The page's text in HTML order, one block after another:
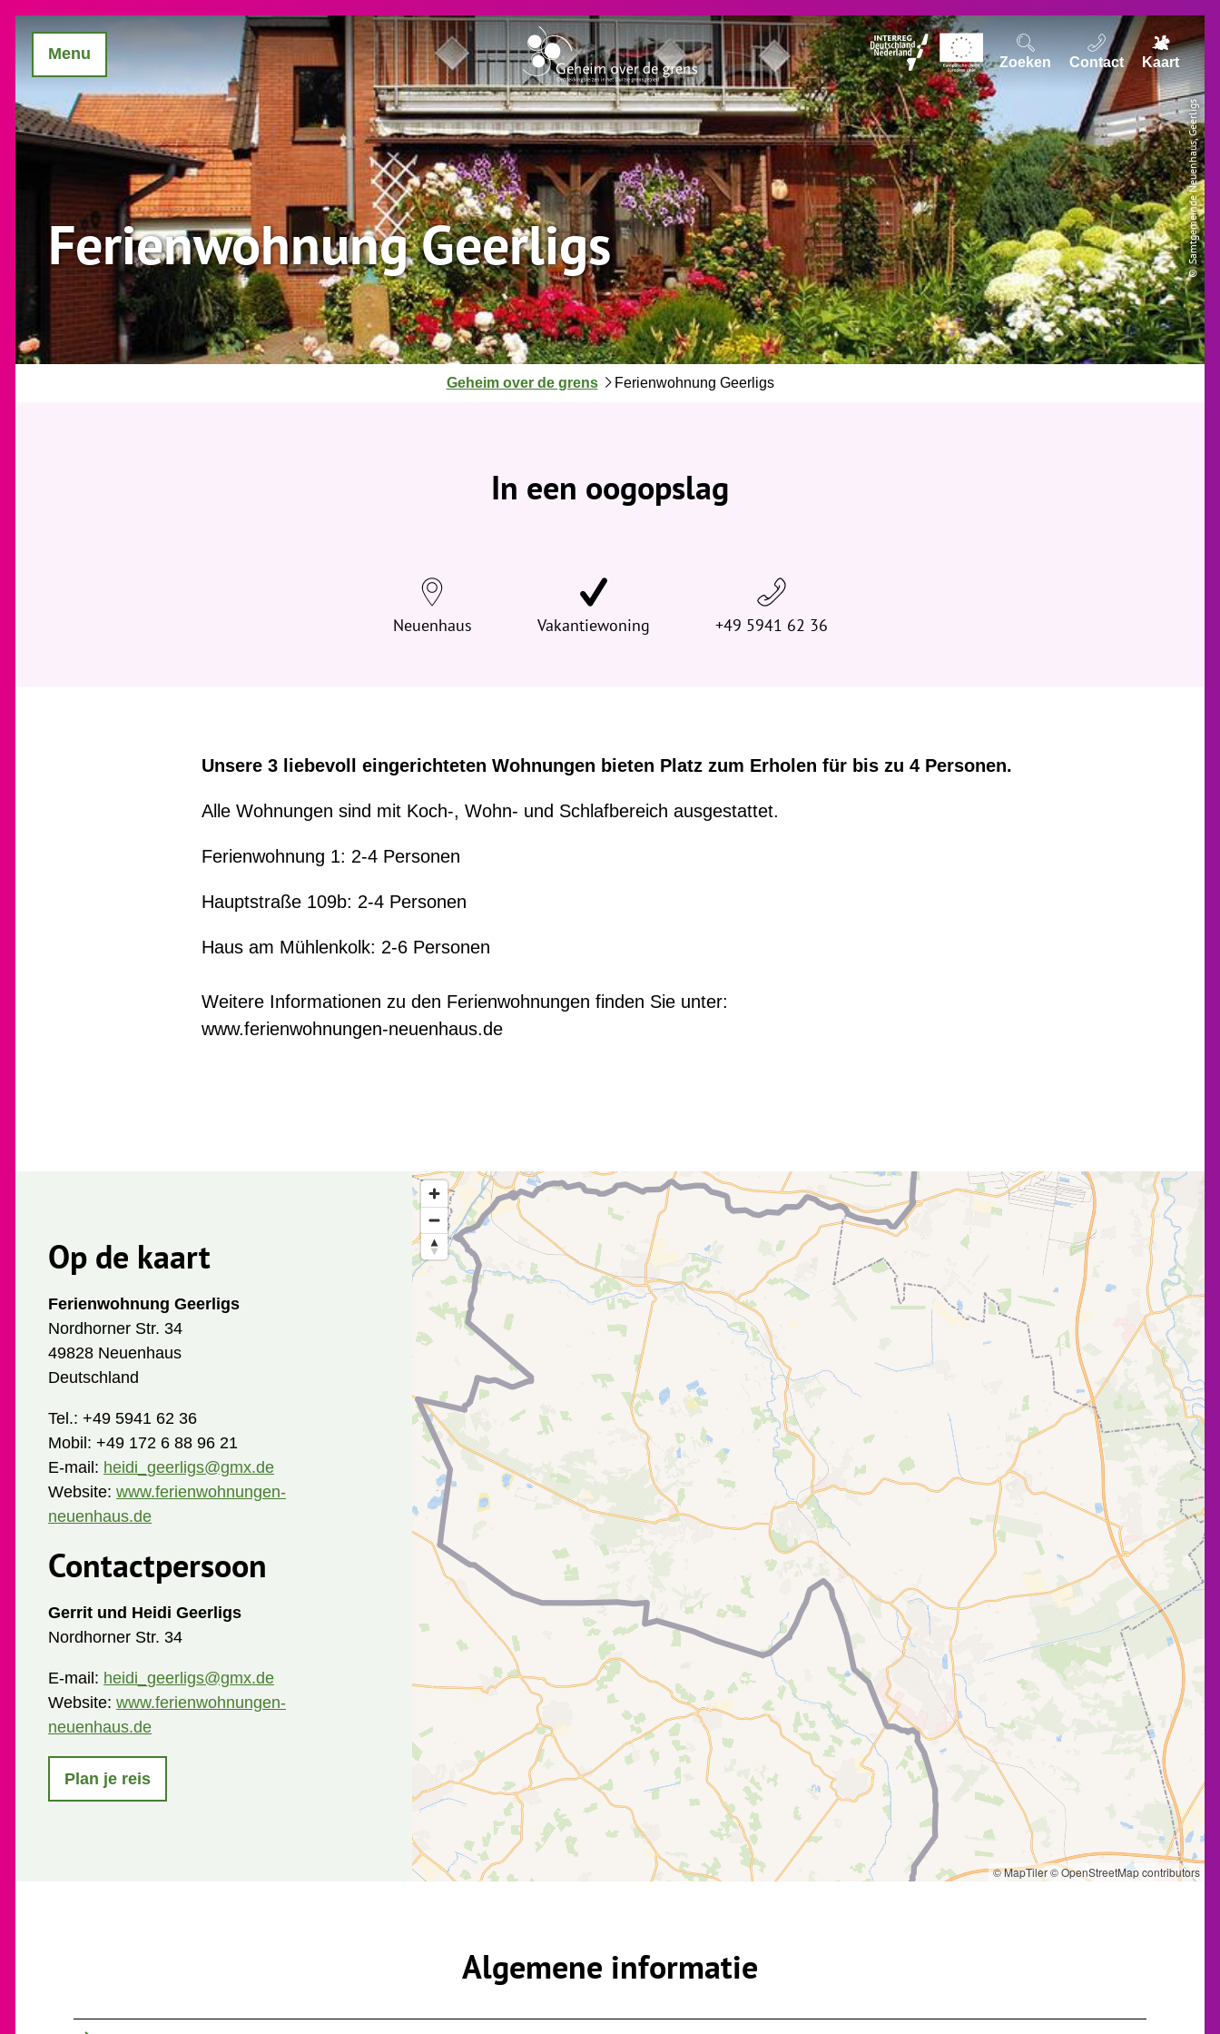
Zoeken Contact Kaart
Menu
© Samtgemeinde Neuenhaus, Geerligs
Ferienwohnung Geerligs
J
h
Geheim over de grens Ferienwohnung Geerligs
In een oogopslag
Neuenhaus Vakantiewoning +49 5941 62 36
Unsere 3 liebevoll eingerichteten Wohnungen bieten Platz zum Erholen für bis zu 4 Personen.
Alle Wohnungen sind mit Koch-, Wohn- und Schlafbereich ausgestattet.
Ferienwohnung 1: 2-4 Personen
Hauptstraße 109b: 2-4 Personen
Haus am Mühlenkolk: 2-6 Personen
Weitere Informationen zu den Ferienwohnungen finden Sie unter:
www.ferienwohnungen-neuenhaus.de
Op de kaart
Ferienwohnung Geerligs
Nordhorner Str. 34
49828 Neuenhaus
Deutschland
Tel.: +49 5941 62 36
Mobil: +49 172 6 88 96 21
E-mail: heidi_geerligs@gmx.de
Website: www.ferienwohnungen-
neuenhaus.de
Contactpersoon
Gerrit und Heidi Geerligs
Nordhorner Str. 34
E-mail: heidi_geerligs@gmx.de
Website: www.ferienwohnungen-
neuenhaus.de
Plan je reis
© MapTiler© OpenStreetMap contributors
Algemene informatie